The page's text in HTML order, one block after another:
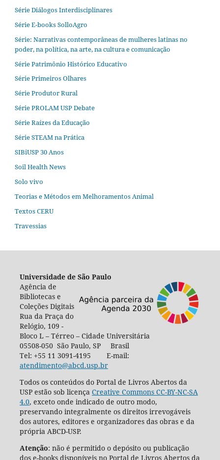
Série Diálogos Interdisciplinares
Série E-books SolloAgro
Série: Narrativas contemporâneas de mulheres latinas no
poder, na política, na arte, na cultura e comunicação
Série Patrimônio Histórico Educativo
Série Primeiros Olhares
Série Produtor Rural
Série PROLAM USP Debate
Série Raízes da Educação
Série STEAM na Prática
SIBiUSP 30 Anos
Soil Health News
Solo vivo
Teorias e Métodos em Melhoramentos Animal
Textos CERU
Travessias
Universidade de São Paulo
Agência de
Bibliotecas e
Coleções Digitais
Rua da Praça do
Relógio, 109 -
Bloco L – Térreo – Cidade Universitária
05508-050 São Paulo, SP Brasil
Tel: +55 11 3091-4195 E-mail:
atendimento@abcd.usp.br
Todos os conteúdos do Portal de Livros Abertos da
USP estão sob licença Creative Commons CC-BY-NC-SA
4.0, exceto onde indicado de outro modo,
preservando integralmente os direitos irrevogáveis
dos autores, editores e organizadores das obras e da
própria ABCD-USP.
Atenção: não é permitido o depósito ou publicação
dos e-books disponíveis no Portal de Livros Abertos da